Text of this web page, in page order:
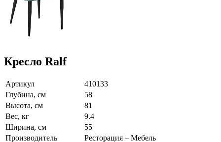
Кресло Ralf
Артикул
410133
Глубина, см
58
Высота, см
81
Вес, кг
9.4
Ширина, см
55
Производитель
Ресторация – Мебель